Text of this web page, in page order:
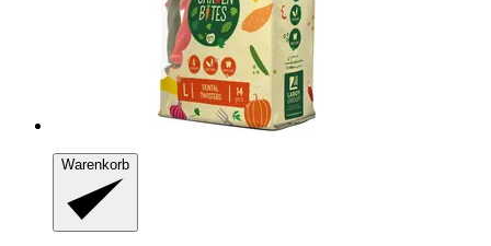
Warenkorb